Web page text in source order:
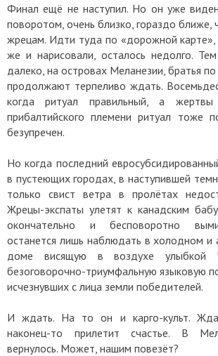
Финал ещё не наступил. Но он уже
поворотом, очень близко, гораздо ближе,
жрецам. Идти туда по «дорожной
же и нарисовали, осталось недолго.
далеко, на островах Меланезии, братья по
продолжают терпеливо ждать.
когда ритуал правильный, а
прибалтийского племени ритуал тоже
безупречен.
Но когда последний
в пустеющих городах, в наступившей
только свист ветра в пролётах
Жрецы-экспаты улетят к канадским
окончательно и бесповоротно
останется лишь наблюдать в холодном и
доме висящую в воздухе улыбкой
безоговорочно-триумфальную языковую
исчезнувших с лица земли победителей.
И ждать. На то он и карго-культ.
наконец-то прилетит счастье. В
вернулось. Может, нашим повезёт?